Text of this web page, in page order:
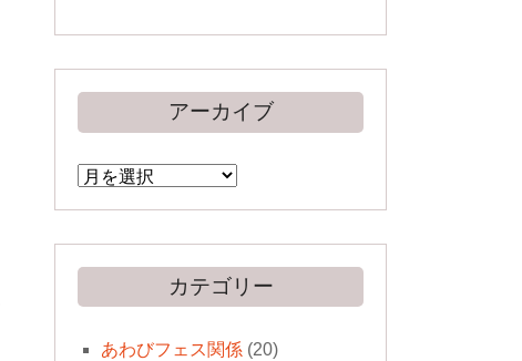
アーカイブ
ア
ー
カ
カテゴリー
あわびフェス関係(20)